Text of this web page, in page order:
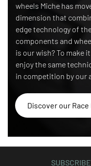
wheels Miche has
dimension that
edge technology of
components and
is our wish? To make
enjoy the same
in competition by our
Discover our